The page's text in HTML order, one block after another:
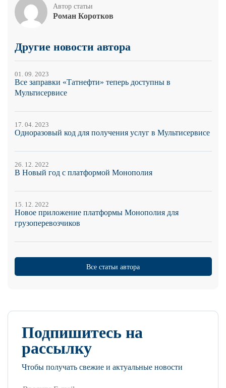
Автор статьи
Роман Коротков
Другие новости автора
01. 09. 2023
Все заправки «Татнефти» теперь доступны в
Мультисервисе
17. 04. 2023
Одноразовый код для получения услуг в Мультисервисе
26. 12. 2022
В Новый год с платформой Монополия
15. 12. 2022
Новое приложение платформы Монополия для
грузоперевозчиков
Все статьи автора
Подпишитесь на
рассылку
Чтобы получать свежие и актуальные новости